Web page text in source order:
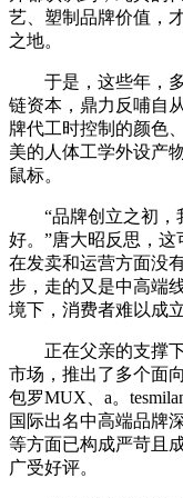
艺、塑制品牌价值，
之地。
于是，这些年，多
链资本，鼎力反哺自
牌代工时控制的颜色
美的人体工学外设产
鼠标。
“品牌创立之初，
好。”唐大昭反思，
在发卖和运营方面没
步，走的又是中高端
境下，消费者难以成立
正在父亲的支撑下
市场，推出了多个面
包罗MUX、a。
国际出名中高端品牌
等方面已构成严苛且
广受好评。